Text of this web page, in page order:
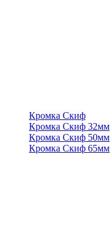
Кромка Скиф
Кромка Скиф 32мм
Кромка Скиф 50мм
Кромка Скиф 65мм